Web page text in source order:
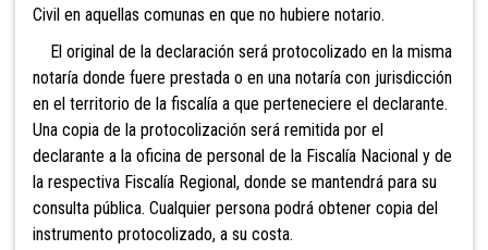
Civil en aquellas comunas en que no hubiere notario.
El original de la declaración será protocolizado en la misma
notaría donde fuere prestada o en una notaría con jurisdicción
en el territorio de la fiscalía a que perteneciere el declarante.
Una copia de la protocolización será remitida por el
declarante a la oficina de personal de la Fiscalía Nacional y de
la respectiva Fiscalía Regional, donde se mantendrá para su
consulta pública. Cualquier persona podrá obtener copia del
instrumento protocolizado, a su costa.